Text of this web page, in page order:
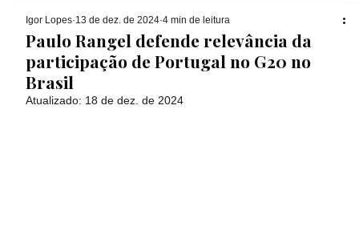
Paulo Rangel defende relevância da
participação de Portugal no G20 no
Brasil
Ígor Lopes 13 de dez. de 2024 4 min de leitura
Atualizado: 18 de dez. de 2024